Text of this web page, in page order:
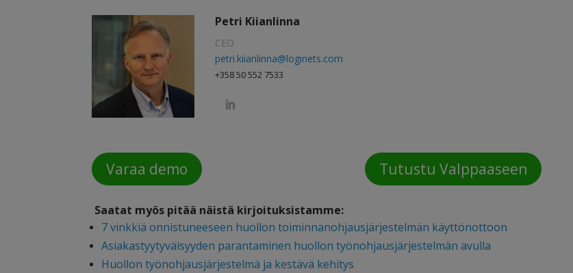
Petri Kiianlinna
CEO
petri.kiianlinna@loginets.com
+358 50 552 7533
Varaa demo Tutustu Valppaaseen
Saatat myös pitää näistä kirjoituksistamme:
7 vinkkiä onnistuneeseen huollon toiminnanohjausjärjestelmän käyttönottoon
Asiakastyytyväisyyden parantaminen huollon työnohjausjärjestelmän avulla
Huollon työnohjausjärjestelmä ja kestävä kehitys